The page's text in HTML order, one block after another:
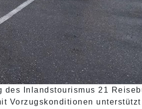
des Inlandstourismus 21
Vorzugskonditionen